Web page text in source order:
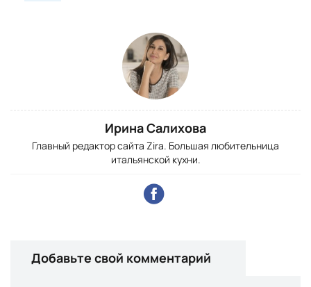
Ирина Салихова
Главный редактор сайта Zira. Большая любительница
итальянской кухни.
Добавьте свой комментарий